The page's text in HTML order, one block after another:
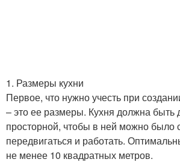
1. Размеры кухни
Первое, что нужно учесть при
– это ее размеры. Кухня должна быть
просторной, чтобы в ней можно было
передвигаться и работать.
не менее 10 квадратных метров.